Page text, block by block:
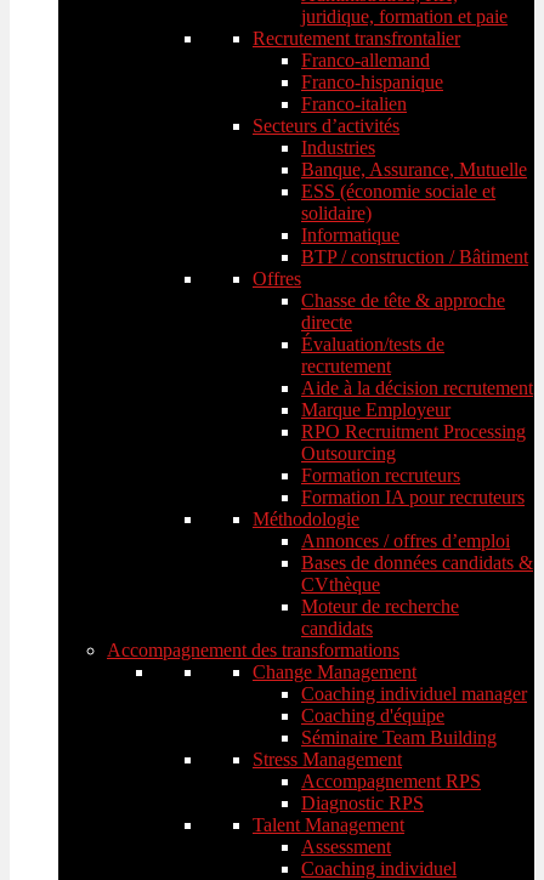
juridique, formation et paie
Recrutement transfrontalier
Franco-allemand
Franco-hispanique
Franco-italien
Secteurs d’activités
Industries
Banque, Assurance, Mutuelle
ESS (économie sociale et
solidaire)
Informatique
BTP / construction / Bâtiment
Offres
Chasse de tête & approche
directe
Évaluation/tests de
recrutement
Aide à la décision recrutement
Marque Employeur
RPO Recruitment Processing
Outsourcing
Formation recruteurs
Formation IA pour recruteurs
Méthodologie
Annonces / offres d’emploi
Bases de données candidats &
CVthèque
Moteur de recherche
candidats
Accompagnement des transformations
Change Management
Coaching individuel manager
Coaching d'équipe
Séminaire Team Building
Stress Management
Accompagnement RPS
Diagnostic RPS
Talent Management
Assessment
Coaching individuel